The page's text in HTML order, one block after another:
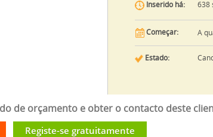
Inserido há: 638
Começar: A
Estado:
de orçamento e obter o contacto deste
Registe-se gratuitamente